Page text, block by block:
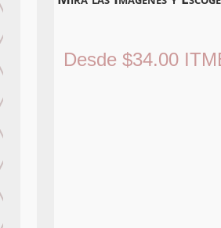
Desde $34.00